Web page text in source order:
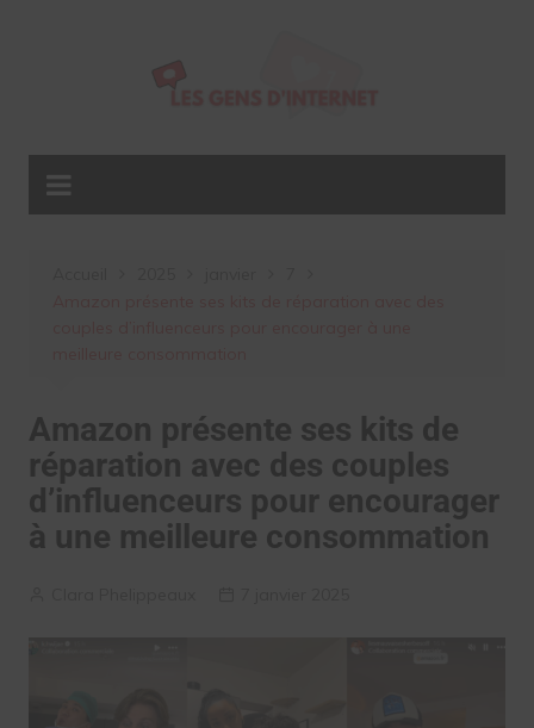
Amazon présente ses kits de
réparation avec des couples
d’influenceurs pour encourager
à une meilleure consommation